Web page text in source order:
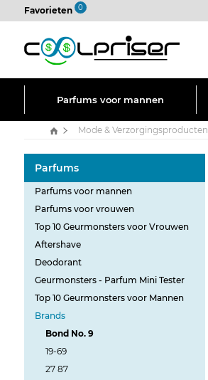
Favorieten 0
Parfums voor mannen
Mode & Verzorgingsproducten
Parfums
Parfums voor mannen
Parfums voor vrouwen
Top 10 Geurmonsters voor Vrouwen
Aftershave
Deodorant
Geurmonsters - Parfum Mini Tester
Top 10 Geurmonsters voor Mannen
Brands
Bond No. 9
19-69
27 87